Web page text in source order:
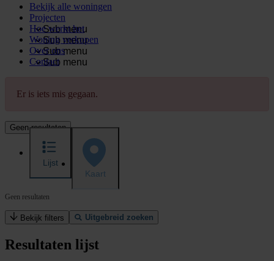
Bekijk alle woningen
Projecten
Sub menu
Hoe werkt het
Sub menu
Woning verkopen
Sub menu
Over ons
Sub menu
Contact
Er is iets mis gegaan.
Geen resultaten
Lijst
Kaart
Geen resultaten
Bekijk filters Uitgebreid zoeken
Resultaten lijst